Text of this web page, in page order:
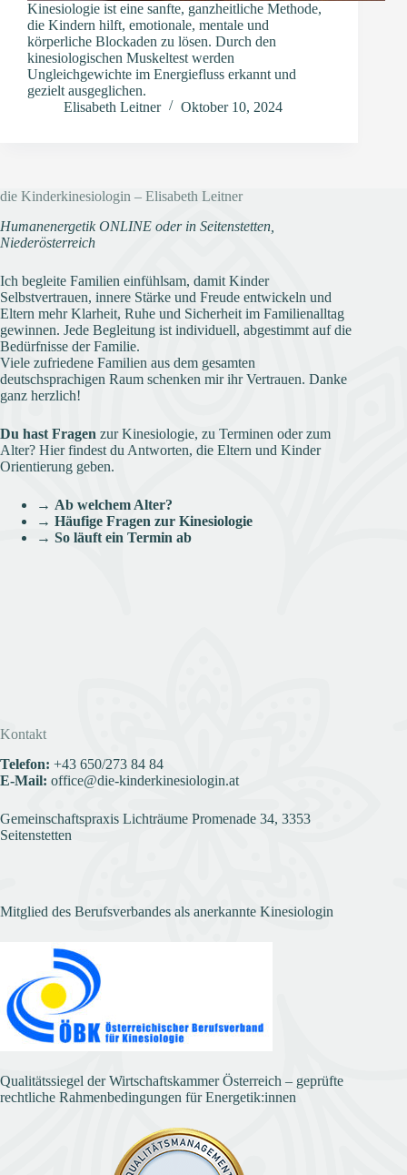
Kinesiologie ist eine sanfte, ganzheitliche Methode,
die Kindern hilft, emotionale, mentale und
körperliche Blockaden zu lösen. Durch den
kinesiologischen Muskeltest werden
Ungleichgewichte im Energiefluss erkannt und
gezielt ausgeglichen.
Elisabeth Leitner
Oktober 10, 2024
die Kinderkinesiologin – Elisabeth Leitner
Humanenergetik ONLINE oder in Seitenstetten,
Niederösterreich
Ich begleite Familien einfühlsam, damit Kinder
Selbstvertrauen, innere Stärke und Freude entwickeln und
Eltern mehr Klarheit, Ruhe und Sicherheit im Familienalltag
gewinnen. Jede Begleitung ist individuell, abgestimmt auf die
Bedürfnisse der Familie.
Viele zufriedene Familien aus dem gesamten
deutschsprachigen Raum schenken mir ihr Vertrauen. Danke
ganz herzlich!
Du hast Fragen zur Kinesiologie, zu Terminen oder zum
Alter? Hier findest du Antworten, die Eltern und Kinder
Orientierung geben.
→ Ab welchem Alter?
→ Häufige Fragen zur Kinesiologie
→ So läuft ein Termin ab
Kontakt
Telefon: +43 650/273 84 84
E-Mail: office@die-kinderkinesiologin.at
Gemeinschaftspraxis Lichträume Promenade 34, 3353
Seitenstetten
Mitglied des Berufsverbandes als anerkannte Kinesiologin
Qualitätssiegel der Wirtschaftskammer Österreich – geprüfte
rechtliche Rahmenbedingungen für Energetik:innen